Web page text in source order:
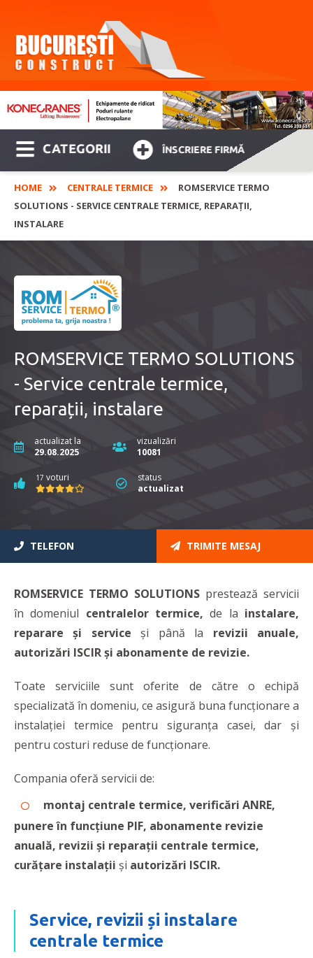
CATEGORII ÎNSCRIERE FIRMĂ
HOME CENTRALE TERMICE
ROMSERVICE TERMO
SOLUTIONS - SERVICE CENTRALE TERMICE, REPARAȚII,
INSTALARE
ROMSERVICE TERMO SOLUTIONS
- Service centrale termice,
reparații, instalare
actualizat la
29.08.2025
vizualizări
10081
17 voturi
status
actualizat
TELEFON TRIMITE MESAJ
ROMSERVICE TERMO SOLUTIONS prestează servicii
în domeniul centralelor termice,de la instalare,
reparare și service și până la revizii anuale,
autorizări ISCIR și abonamente de revizie.
Toate serviciile sunt oferite de către o echipă
specializată în domeniu, ce asigură buna funcționare a
instalației termice pentru siguranța casei, dar și
pentru costuri reduse de funcționare.
Compania oferă servicii de:
montaj centrale termice, verificări ANRE,
punere în funcțiune PIF, abonamente revizie
anuală, revizii și reparații centrale termice,
curățare instalații și autorizări ISCIR.
Service, revizii și instalare
centrale termice